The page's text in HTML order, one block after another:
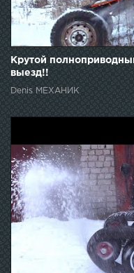
Крутой
выезд!!
Denis МЕХАНИК